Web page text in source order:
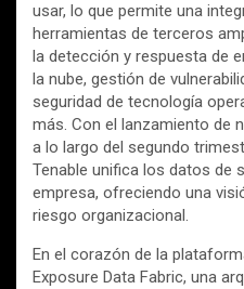
usar, lo que permite una
herramientas de terceros
la detección y respuesta de
la nube, gestión de
seguridad de tecnología
más. Con el lanzamiento de
a lo largo del segundo
Tenable unifica los datos de
empresa, ofreciendo una
riesgo organizacional.
En el corazón de la
Exposure Data Fabric, una